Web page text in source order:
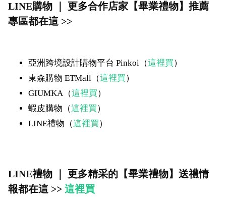
LINE購物 ｜ 更多合作店家【畢業禮物】推薦
專區都在這 >>
亞洲跨境設計購物平台 Pinkoi（這裡買）
東森購物 ETMall（這裡買）
GIUMKA（這裡買）
蝦皮購物（這裡買）
LINE禮物（這裡買）
LINE禮物 ｜ 更多精采的【畢業禮物】送禮情
報都在這 >> 這裡買